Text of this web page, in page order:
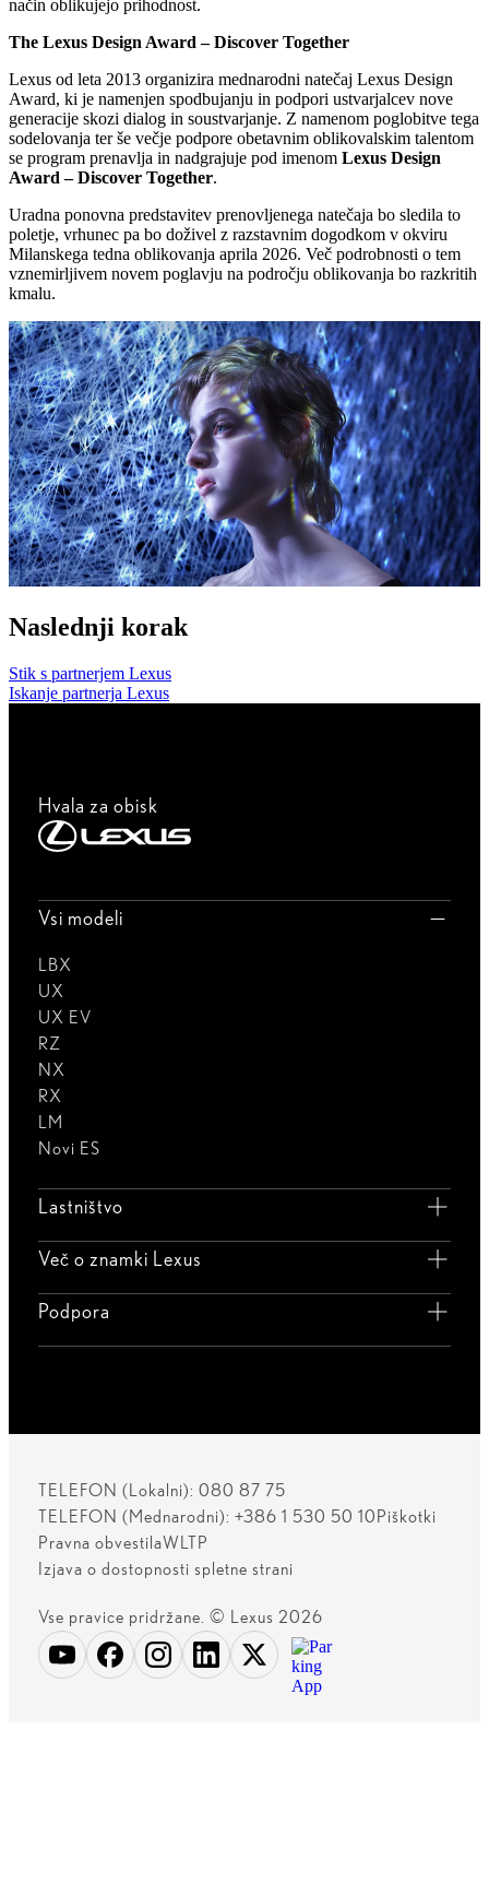
način oblikujejo prihodnost.
The Lexus Design Award – Discover Together
Lexus od leta 2013 organizira mednarodni natečaj Lexus Design
Award, ki je namenjen spodbujanju in podpori ustvarjalcev nove
generacije skozi dialog in soustvarjanje. Z namenom poglobitve tega
sodelovanja ter še večje podpore obetavnim oblikovalskim talentom
se program prenavlja in nadgrajuje pod imenom Lexus Design
Award – Discover Together.
Uradna ponovna predstavitev prenovljenega natečaja bo sledila to
poletje, vrhunec pa bo doživel z razstavnim dogodkom v okviru
Milanskega tedna oblikovanja aprila 2026. Več podrobnosti o tem
vznemirljivem novem poglavju na področju oblikovanja bo razkritih
kmalu.
Naslednji korak
Stik s partnerjem Lexus
Iskanje partnerja Lexus
Hvala za obisk
Vsi modeli
LBX
UX
UX EV
RZ
NX
RX
LM
Novi ES
Lastništvo
Več o znamki Lexus
Podpora
TELEFON (Lokalni): 080 87 75
TELEFON (Mednarodni): +386 1 530 50 10Piškotki
Pravna obvestilaWLTP
Izjava o dostopnosti spletne strani
Vse pravice pridržane. © Lexus 2026